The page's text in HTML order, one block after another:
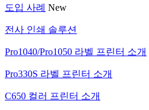
도입 사례 New
전사 인쇄 솔루션
Pro1040/Pro1050 라벨 프린터 소개
Pro330S 라벨 프린터 소개
C650 컬러 프린터 소개